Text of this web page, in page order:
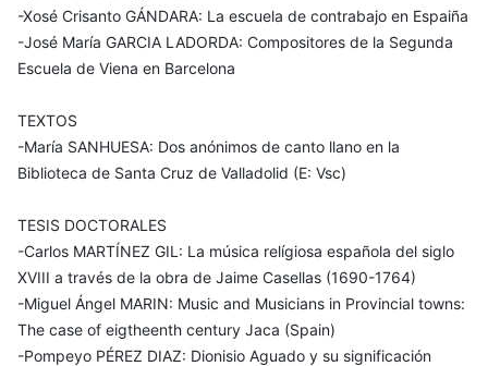
-Xosé Crisanto GÁNDARA: La escuela de contrabajo en Espaiña
-José María GARCIA LADORDA: Compositores de la Segunda
Escuela de Viena en Barcelona
TEXTOS
-María SANHUESA: Dos anónimos de canto llano en la
Biblioteca de Santa Cruz de Valladolid (E: Vsc)
TESIS DOCTORALES
-Carlos MARTÍNEZ GIL: La música relígiosa española del siglo
XVIII a través de la obra de Jaime Casellas (1690-1764)
-Miguel Ángel MARIN: Music and Musicians in Provincial towns:
The case of eigtheenth century Jaca (Spain)
-Pompeyo PÉREZ DIAZ: Dionisio Aguado y su significación